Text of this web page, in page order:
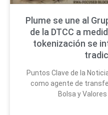
Plume se une al
de la DTCC a
tokenización se
Puntos Clave de la
como agente de
Bolsa y Valores